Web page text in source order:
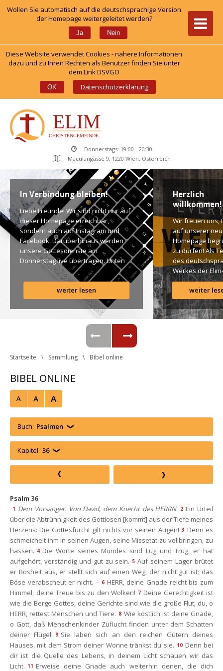
Wollen Sie automatisch auf die deutschsprachige Version
der Homepage weitergeleitet werden?
Ja Nein
Diese Website verwendet Cookies - nähere Informationen
dazu und zu Ihren Rechten als Benutzer finden Sie unter
dem Link DSVGO
OK Datenschutzerklärung
Donnerstags: 19:00 - 20:30
Maculangasse 9, 1220 Wien, Österreich
In Verbindung bleiben!
Liebe Freunde! Wir sind nicht nur auf
dieser Homepage erreichbar,
ondern auch auf Instagram und
Facebook. Darüberhinaus werden
unsere Gottesdienste am
Donnerstag live übertragen. Unten
findet Ihr dazu alle Links. Gottes
Segen! Live-Übertragung
Gottesdienst: http://ro.elim.at/live
Instagram: http://elim.wien
Facebook:
https://www.facebook.com/elimwien/
Photo by iabzd on Unsplash
weiter lesen
Herzlich
willkommen!
Wir freuen uns,
auf unserer
Homepage
zu dürfen! Als
des
Werkes der Elim-
Gemeinde ist
uns ein großes
Anliegen […]
weiter
Startseite Sammlung Bibel online
BIBEL ONLINE
A A A
Buch: Psalmen
Kapitel: 36
Psalm 36
1 Dem Vorsänger. Von David, dem Knecht des HERRN. 2 Ein Urteil
über die Abtrünnigkeit des Gottlosen [kommt] aus der Tiefe meines
Herzens: Die Gottesfurcht gilt nichts vor seinen Augen! 3 Denn es
chmeichelt ihm in seinen Augen, seine Missetat zu vollbringen, zu
hassen. 4 Die Worte seines Mundes sind Lug und Trug; er hat
aufgehört, verständig und gut zu sein. 5 Auf seinem Lager brütet
er Bosheit aus, er stellt sich auf einen Weg, der nicht gut ist; das
Böse verabscheut er nicht. – 6 HERR, deine Gnade reicht bis zum
Himmel, deine Treue bis zu den Wolken! 7 Deine Gerechtigkeit ist
wie die Berge Gottes, deine Gerichte sind wie die große Flut; du, o
HERR, rettest Menschen und Tiere. 8 Wie köstlich ist deine Gnade,
o Gott, daß Menschenkinder Zuflucht finden unter dem Schatten
deiner Flügel! 9 Sie laben sich an den reichen Gütern deines
Hauses, mit dem Strom deiner Wonne tränkst du sie. 10 Denn bei
dir ist die Quelle des Lebens, in deinem Licht schauen wir das
Licht. 11 Erweise deine Gnade auch weiterhin denen, die dich